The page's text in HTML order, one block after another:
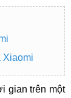
Xiaomi
gian trên một